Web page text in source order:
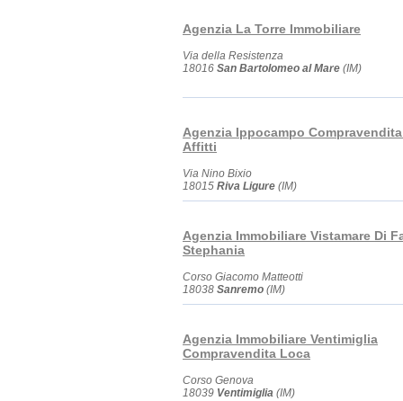
Agenzia La Torre Immobiliare
Via della Resistenza
18016 San Bartolomeo al Mare (IM)
Agenzia Ippocampo
Affitti
Via Nino Bixio
18015 Riva Ligure (IM)
Agenzia Immobiliare Vistamare Di
Stephania
Corso Giacomo Matteotti
18038 Sanremo (IM)
Agenzia Immobiliare Ventimiglia
Compravendita Loca
Corso Genova
18039 Ventimiglia (IM)